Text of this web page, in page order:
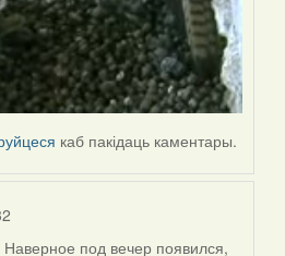
каб пакідаць каментары.
под вечер появился,